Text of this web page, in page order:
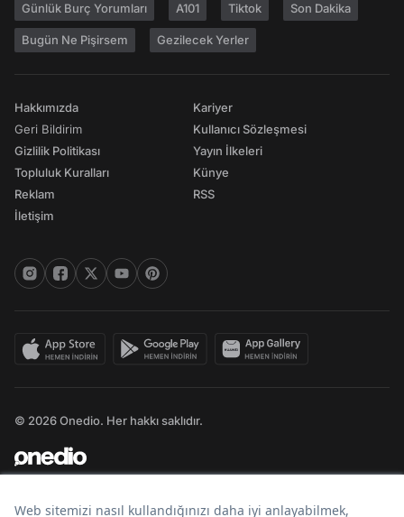
Günlük Burç Yorumları A101 Tiktok Son Dakika
Bugün Ne Pişirsem Gezilecek Yerler
Hakkımızda
Geri Bildirim
Gizlilik Politikası
Topluluk Kuralları
Reklam
İletişim
Kariyer
Kullanıcı Sözleşmesi
Yayın İlkeleri
Künye
RSS
© 2026 Onedio. Her hakkı saklıdır.